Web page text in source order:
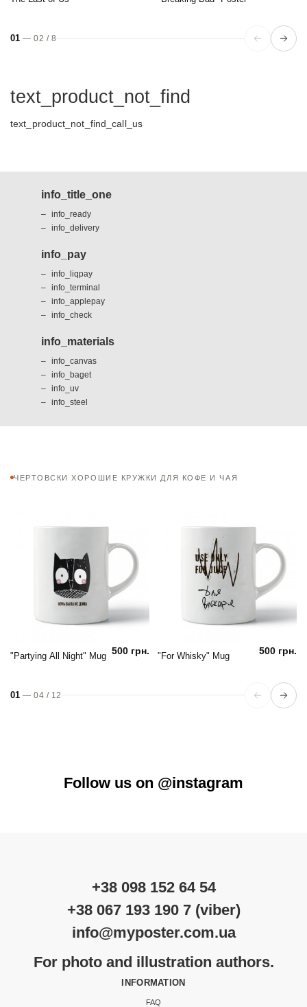
01 —02 / 8
text_product_not_find
text_product_not_find_call_us
info_title_one
info_ready
info_delivery
info_pay
info_liqpay
info_terminal
info_applepay
info_check
info_materials
info_canvas
info_baget
info_uv
info_steel
ЧЕРТОВСКИ ХОРОШИЕ КРУЖКИ ДЛЯ КОФЕ И ЧАЯ
"Partying All Night" Mug 500 грн. "For Whisky" Mug 500 грн.
01 —04 / 12
Follow us on @instagram
+38 098 152 64 54
+38 067 193 190 7 (viber)
info@myposter.com.ua
For photo and illustration authors.
INFORMATION
FAQ